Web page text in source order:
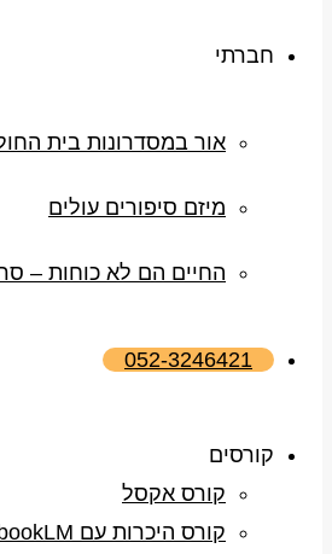
חברתי
אור במסדרונות בית
מיזם סיפורים עולים
החיים הם לא כוחות –
052-3246421
קורסים
קורס אקסל
קורס היכרות עם NotbookLM